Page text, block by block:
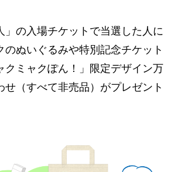
の入場チケットで当選した人に
のぬいぐるみや特別記念チケット
クミャクぽん！」限定デザイン万
せ（すべて非売品）がプレゼント